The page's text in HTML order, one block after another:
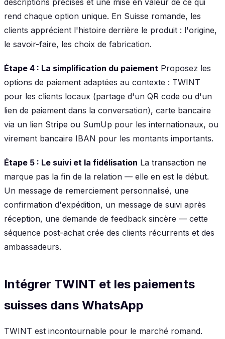
rend chaque option unique. En Suisse romande, les
clients apprécient l'histoire derrière le produit : l'origine,
le savoir-faire, les choix de fabrication.
Étape 4 : La simplification du paiement Proposez les
options de paiement adaptées au contexte : TWINT
pour les clients locaux (partage d'un QR code ou d'un
lien de paiement dans la conversation), carte bancaire
via un lien Stripe ou SumUp pour les internationaux, ou
virement bancaire IBAN pour les montants importants.
Étape 5 : Le suivi et la fidélisation La transaction ne
marque pas la fin de la relation — elle en est le début.
Un message de remerciement personnalisé, une
confirmation d'expédition, un message de suivi après
réception, une demande de feedback sincère — cette
séquence post-achat crée des clients récurrents et des
ambassadeurs.
Intégrer TWINT et les paiements
suisses dans WhatsApp
TWINT est incontournable pour le marché romand.